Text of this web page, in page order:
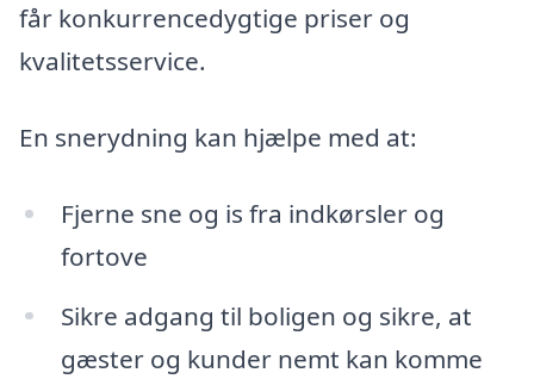
får konkurrencedygtige priser og
kvalitetsservice.
En snerydning kan hjælpe med at:
Fjerne sne og is fra indkørsler og
fortove
Sikre adgang til boligen og sikre, at
gæster og kunder nemt kan komme